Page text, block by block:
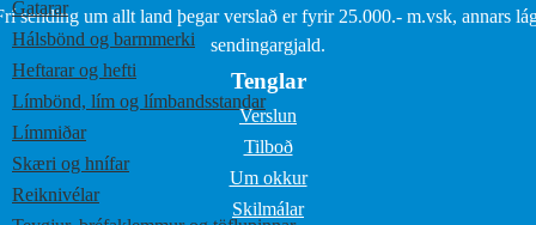
Gatarar
Hálsbönd og barmmerki
Heftarar og hefti
Límbönd, lím og límbandsstandar
Límmiðar
Skæri og hnífar
Reiknivélar
sending um allt land þegar verslað er fyrir 25.000.- m.vsk, annars
sendingargjald.
Tenglar
Verslun
Tilboð
Um okkur
Skilmálar